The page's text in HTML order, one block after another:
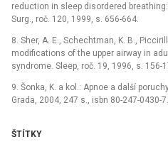
reduction in sleep disordered
Surg., roč. 120, 1999, s. 656-664.
8. Sher, A. E., Schechtman, K. B.,
modifications of the upper airway in
syndrome. Sleep, roč. 19, 1996, s. 156-
9. Šonka, K. a kol.: Apnoe a další
Grada, 2004, 247 s., isbn 80-247-0430-7.
ŠTÍTKY